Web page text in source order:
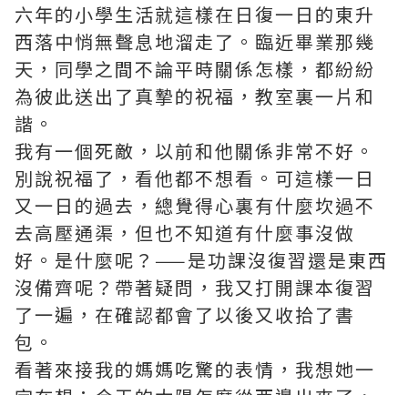
六年的小學生活就這樣在日復一日的東升
西落中悄無聲息地溜走了。臨近畢業那幾
天，同學之間不論平時關係怎樣，都紛紛
為彼此送出了真摯的祝福，教室裏一片和
諧。
我有一個死敵，以前和他關係非常不好。
別說祝福了，看他都不想看。可這樣一日
又一日的過去，總覺得心裏有什麼坎過不
去高壓通渠 ，但也不知道有什麼事沒做
好。是什麼呢？——是功課沒復習還是東西
沒備齊呢？帶著疑問，我又打開課本復習
了一遍，在確認都會了以後又收拾了書
包。
看著來接我的媽媽吃驚的表情，我想她一